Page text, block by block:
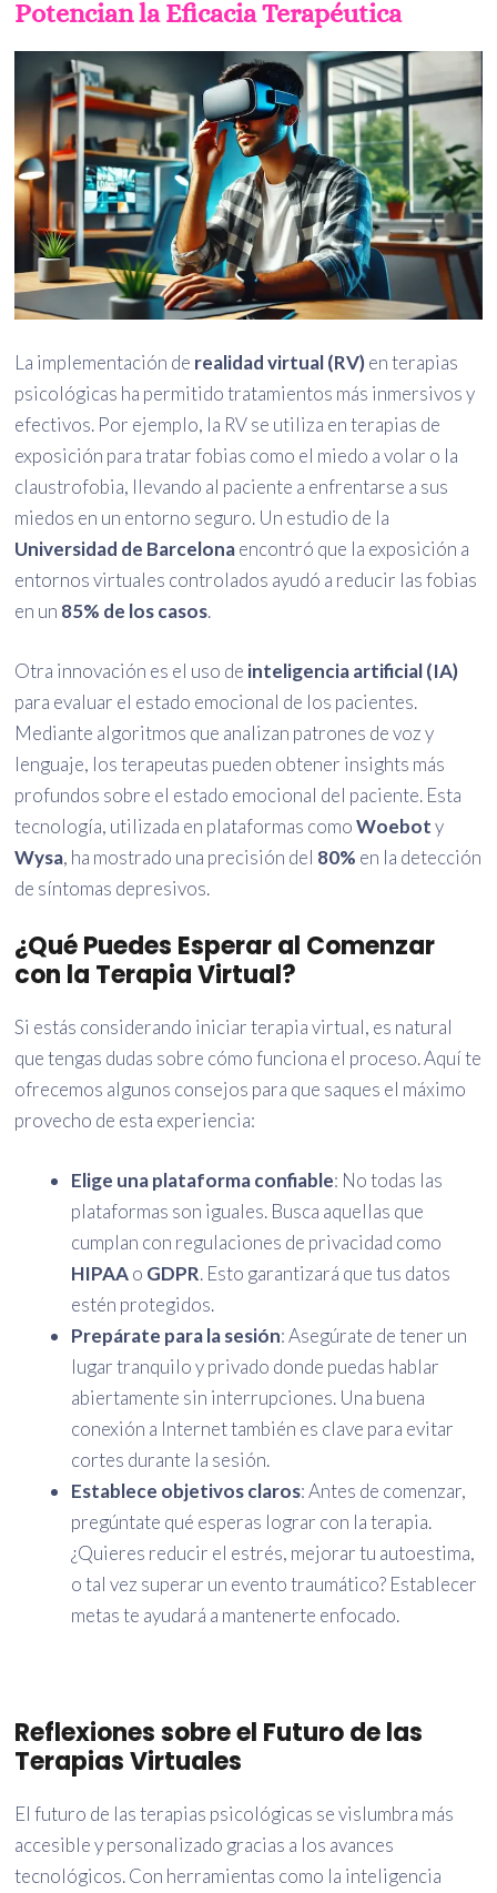
Potencian la Eficacia Terapéutica
La implementación de realidad virtual (RV)en terapias
psicológicas ha permitido tratamientos más inmersivos y
efectivos. Por ejemplo, la RV se utiliza en terapias de
exposición para tratar fobias como el miedo a volar o la
claustrofobia, llevando al paciente a enfrentarse a sus
miedos en un entorno seguro. Un estudio de la
Universidad de Barcelonaencontró que la exposición a
entornos virtuales controlados ayudó a reducir las fobias
en un 85% de los casos.
Otra innovación es el uso de inteligencia artificial (IA)
para evaluar el estado emocional de los pacientes.
Mediante algoritmos que analizan patrones de voz y
lenguaje, los terapeutas pueden obtener insights más
profundos sobre el estado emocional del paciente. Esta
tecnología, utilizada en plataformas comoWoeboty
Wysa, ha mostrado una precisión del 80% en la detección
de síntomas depresivos.
¿Qué Puedes Esperar al Comenzar
con la Terapia Virtual?
Si estás considerando iniciar terapia virtual, es natural
que tengas dudas sobre cómo funciona el proceso. Aquí te
ofrecemos algunos consejos para que saques el máximo
provecho de esta experiencia:
Elige una plataforma confiable: No todas las
plataformas son iguales. Busca aquellas que
cumplan con regulaciones de privacidad como
HIPAAo GDPR. Esto garantizará que tus datos
estén protegidos.
Prepárate para la sesión: Asegúrate de tener un
lugar tranquilo y privado donde puedas hablar
abiertamente sin interrupciones. Una buena
conexión a Internet también es clave para evitar
cortes durante la sesión.
Establece objetivos claros: Antes de comenzar,
pregúntate qué esperas lograr con la terapia.
¿Quieres reducir el estrés, mejorar tu autoestima,
o tal vez superar un evento traumático? Establecer
metas te ayudará a mantenerte enfocado.
Reflexiones sobre el Futuro de las
Terapias Virtuales
El futuro de las terapias psicológicas se vislumbra más
accesible y personalizado gracias a los avances
tecnológicos. Con herramientas como la inteligencia